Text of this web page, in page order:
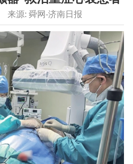
来源: 舜网-济南日报